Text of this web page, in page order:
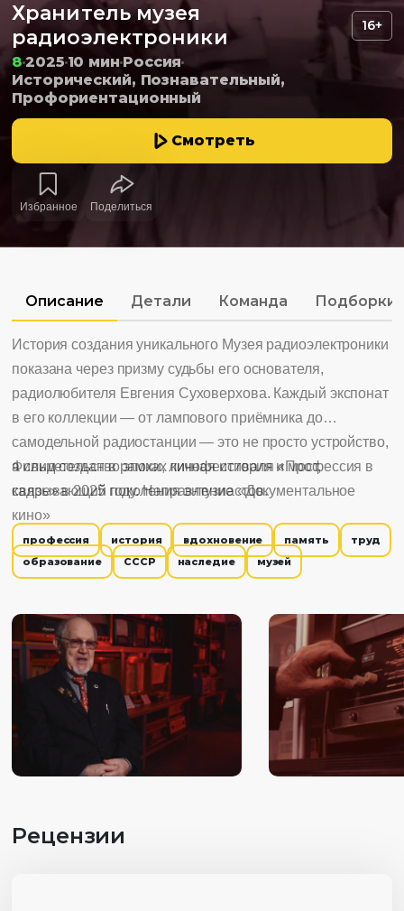
Хранитель музея
радиоэлектроники
16+
8 202510 мин Россия
Исторический, Познавательный,
Профориентационный
Смотреть
Избранное Поделиться
Описание Детали Команда Подборки
История создания уникального Музея радиоэлектроники
показана через призму судьбы его основателя,
радиолюбителя Евгения Суховерхова. Каждый экспонат
в его коллекции — от лампового приёмника до
самодельной радиостанции — это не просто устройство,
а свидетельство эпохи, личная история и мост,
связывающий поколения энтузиастов.
Фильм создан в рамках кинофестиваля «Профессия в
кадре» в 2025 году. Направление «Документальное
кино»
профессия история вдохновение память
труд
образование
СССР наследие музей
Рецензии